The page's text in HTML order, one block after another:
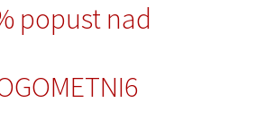
popust nad